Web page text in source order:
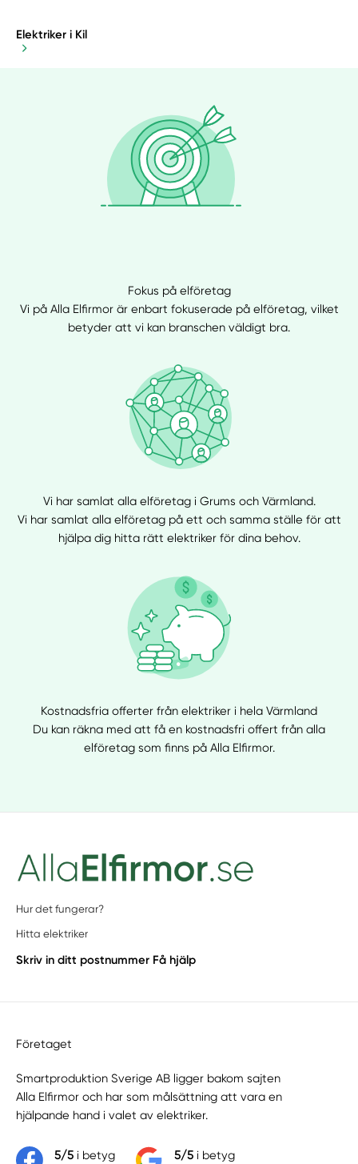
Elektriker i Kil
Fokus på elföretag
Vi på Alla Elfirmor är enbart fokuserade på elföretag, vilket
betyder att vi kan branschen väldigt bra.
Vi har samlat alla elföretag i Grums och Värmland.
Vi har samlat alla elföretag på ett och samma ställe för att
hjälpa dig hitta rätt elektriker för dina behov.
Kostnadsfria offerter från elektriker i hela Värmland
Du kan räkna med att få en kostnadsfri offert från alla
elföretag som finns på Alla Elfirmor.
Hur det fungerar?
Hitta elektriker
Skriv in ditt postnummer Få hjälp
Företaget
Smartproduktion Sverige AB ligger bakom sajten
Alla Elfirmor och har som målsättning att vara en
hjälpande hand i valet av elektriker.
5/5i betyg 5/5i betyg